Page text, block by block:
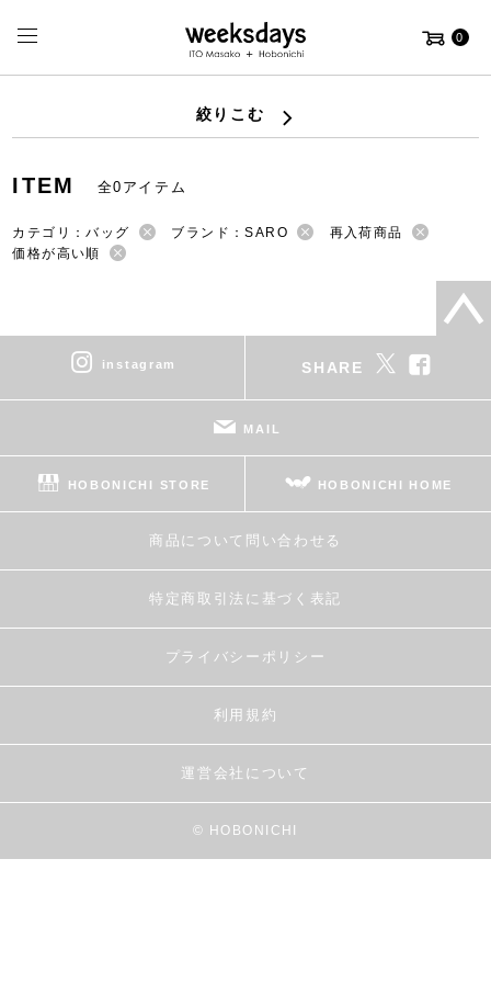
0
絞りこむ
ITEM 全0アイテム
カテゴリ：バッグ ブランド：SARO
再入荷商品
価格が高い順
instagram SHARE
MAIL
HOBONICHI STORE HOBONICHI HOME
商品について問い合わせる
特定商取引法に基づく表記
プライバシーポリシー
利用規約
運営会社について
© HOBONICHI